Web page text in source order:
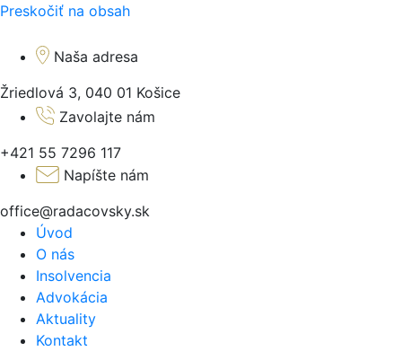
Preskočiť na obsah
Naša adresa
Žriedlová 3, 040 01 Košice
Zavolajte nám
+421 55 7296 117
Napíšte nám
office@radacovsky.sk
Úvod
O nás
Insolvencia
Advokácia
Aktuality
Kontakt